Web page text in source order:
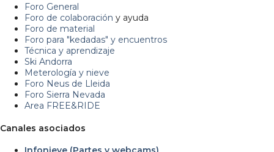
Foro General
Foro de colaboración y ayuda
Foro de material
Foro para "kedadas" y encuentros
Técnica y aprendizaje
Ski Andorra
Meterología y nieve
Foro Neus de Lleida
Foro Sierra Nevada
Area FREE&RIDE
Canales asociados